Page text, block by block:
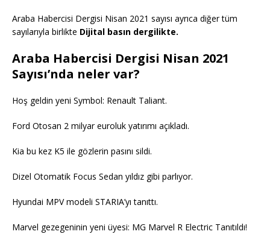
Araba Habercisi Dergisi Nisan 2021 sayısı ayrıca diğer tüm
sayılarıyla birlikte Dijital basın dergilikte.
Araba Habercisi Dergisi Nisan 2021
Sayısı’nda neler var?
Hoş geldin yeni Symbol: Renault Taliant.
Ford Otosan 2 milyar euroluk yatırımı açıkladı.
Kia bu kez K5 ile gözlerin pasını sildi.
Dizel Otomatik Focus Sedan yıldız gibi parlıyor.
Hyundai MPV modeli STARIA’yı tanıttı.
Marvel gezegeninin yeni üyesi: MG Marvel R Electric Tanıtıldı!